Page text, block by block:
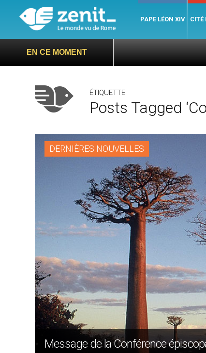
PAPE LÉON XIV CITÉ
EN CE MOMENT
ÉTIQUETTE
Posts Tagged
DERNIÈRES NOUVELLES
Message de la Conférence